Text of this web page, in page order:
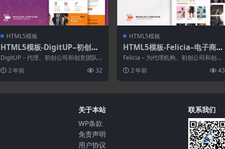
HTML5模板
HTML5模板-DigitUP–初创企
业的响应式电子邮件模板
DigitUP – 代理、初创公司和创意团队
和...2 年前 32
HTML5模板
HTML5模板-Felicia–电子商务
响应式电子邮件模板
Felicia – 为代理机构、初创公司和创意
2 年前 43
关于本站
WP条款
免责声明
用户协议
联系我们